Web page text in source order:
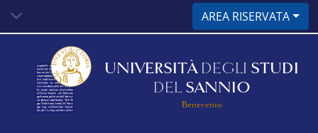
contenuto
AREA RISERVATA
UNIVERSITÀ DEGLI STUDI
DEL SANNIO
Benevento